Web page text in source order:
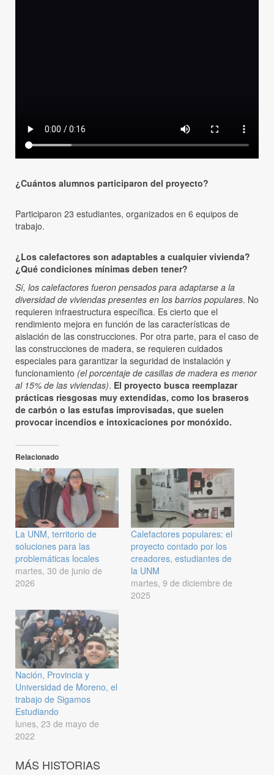
¿Cuántos alumnos participaron del proyecto?
Participaron 23 estudiantes, organizados en 6 equipos de
trabajo.
¿Los calefactores son adaptables a cualquier vivienda?
¿Qué condiciones mínimas deben tener?
Sí, los calefactores fueron pensados para adaptarse a la
diversidad de viviendas presentes en los barrios populares. No
requieren infraestructura específica. Es cierto que el
rendimiento mejora en función de las características de
aislación de las construcciones. Por otra parte, para el caso de
las construcciones de madera, se requieren cuidados
especiales para garantizar la seguridad de instalación y
funcionamiento (el porcentaje de casillas de madera es menor
al 15% de las viviendas). El proyecto busca reemplazar
prácticas riesgosas muy extendidas, como los braseros
de carbón o las estufas improvisadas, que suelen
provocar incendios e intoxicaciones por monóxido.
Relacionado
La UNM, territorio de
soluciones para las
problemáticas locales
martes, 30 de junio de
2026
Calefactores populares: el
proyecto contado por los
creadores, estudiantes de
la UNM
martes, 9 de diciembre de
2025
Nación, Provincia y
Universidad de Moreno, el
trabajo de Sigamos
Estudiando
lunes, 23 de mayo de
2022
MÁS HISTORIAS